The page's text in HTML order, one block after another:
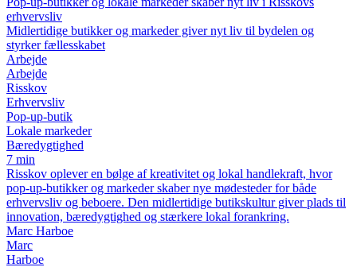
erhvervsliv
Midlertidige butikker og markeder giver nyt liv til bydelen og
styrker fællesskabet
Arbejde
Arbejde
Risskov
Erhvervsliv
Pop-up-butik
Lokale markeder
Bæredygtighed
7 min
Risskov oplever en bølge af kreativitet og lokal handlekraft, hvor
pop-up-butikker og markeder skaber nye mødesteder for både
erhvervsliv og beboere. Den midlertidige butikskultur giver plads til
innovation, bæredygtighed og stærkere lokal forankring.
Marc Harboe
Marc
Harboe